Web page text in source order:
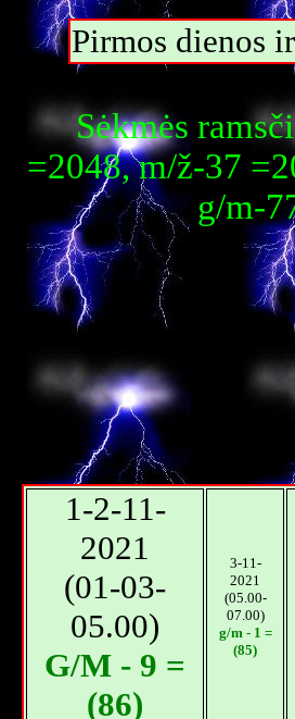
Pirmos dienos
Sėkmės
=2048, m/ž-37
g/m-
1-2-11-
2021
(01-03-
05.00)
G/M - 9 =
(86)
3-11-
2021
(05.00-
07.00)
g/m - 1 =
(85)